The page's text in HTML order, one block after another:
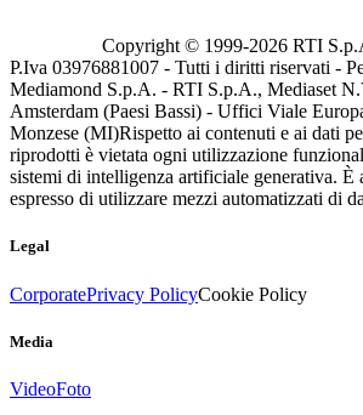
Copyright © 1999-2026 RTI
P.Iva 03976881007 - Tutti i diritti riservati -
Mediamond S.p.A. - RTI S.p.A., Mediaset
Amsterdam (Paesi Bassi) - Uffici Viale
Monzese (MI)Rispetto ai contenuti e ai dati
riprodotti è vietata ogni utilizzazione
sistemi di intelligenza artificiale generativa. È
espresso di utilizzare mezzi automatizzati di
Legal
CorporatePrivacy PolicyCookie Policy
Media
VideoFoto